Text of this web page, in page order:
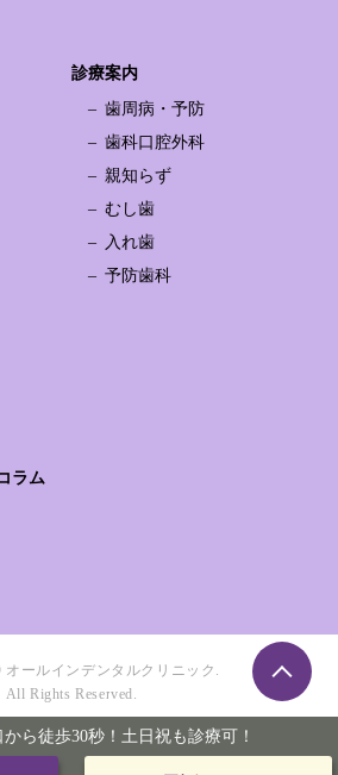
ら徒歩30秒！土日祝も診療可！
診療案内
歯周病・予防
歯科口腔外科
親知らず
むし歯
入れ歯
予防歯科
ラム
ールインデンタルクリニック.
All Rights Reserved.